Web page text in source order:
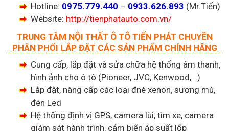
Hotline: 0975.779.440 – 0933.626.893 (Mr.Tiến)
Website: http://tienphatauto.com.vn/
TRUNG TÂM NỘI THẤT Ô TÔ TIẾN PHÁT CHUYÊN
PHÂN PHỐI LẮP ĐẶT CÁC SẢN PHẨM CHÍNH HÃNG
Cung cấp, lắp đặt và sửa chữa hệ thống âm thanh,
hình ảnh cho ô tô (Pioneer, JVC, Kenwood,...)
Lắp đặt, nâng cấp các loại đnè xenon, sương mù,
đèn Led
Hệ thống định vị GPS, camera lùi, tìm xe, camera
giám sát hành trình, cảm biến áp suất lốp